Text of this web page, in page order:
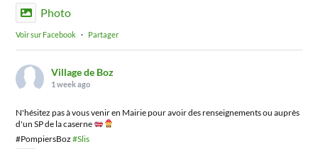
Photo
Voir sur Facebook · Partager
Village de Boz
1 week ago
N'hésitez pas à vous venir en Mairie pour avoir des renseignements ou auprès
d'un SP de la caserne
#PompiersBoz#Slis